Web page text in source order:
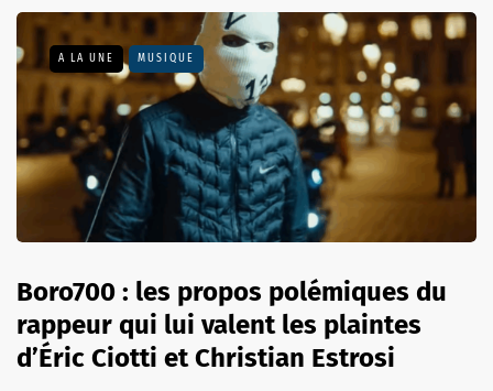
A LA UNE MUSIQUE
Boro700 : les propos polémiques du
rappeur qui lui valent les plaintes
d’Éric Ciotti et Christian Estrosi